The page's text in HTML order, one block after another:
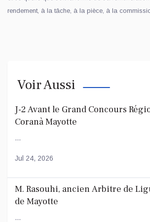
rendement, à la tâche, à la pièce, à la
Voir Aussi
J-2 Avant le Grand Concours
Coranà Mayotte
...
Jul 24, 2026
M. Rasouhi, ancien Arbitre de
de Mayotte
...